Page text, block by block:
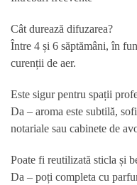
Cât durează difuzarea?
Între 4 și 6 săptămâni, în
curenții de aer.
Este sigur pentru spații
Da – aroma este subtilă,
notariale sau cabinete de
Poate fi reutilizată sticla și
Da – poți completa cu